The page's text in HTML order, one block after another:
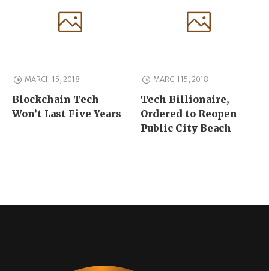
MARCH 15, 2018
Blockchain Tech
Won’t Last Five Years
MARCH 15, 2018
Tech Billionaire,
Ordered to Reopen
Public City Beach